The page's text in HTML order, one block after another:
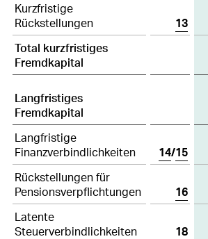
Kurzfristige
Rückstellungen
13
Total kurzfristiges
Fremdkapital
Langfristiges
Fremdkapital
Langfristige
Finanzverbindlichkeiten
14/15
Rückstellungen für
Pensionsverpflichtungen
16
Latente
Steuerverbindlichkeiten
18